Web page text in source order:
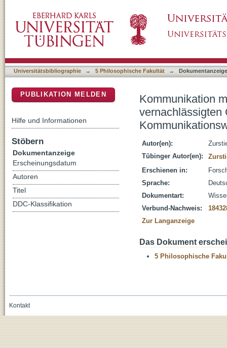
Medien- und Kommunikationswissenschaft
Universitätsbibliographie → 5 Philosophische Fakultät → Dokumentanzeige
Kommunikation
vernachlässigten
Autor(en):
Tübinger Autor(en):
Erschienen in:
Sprache:
Dokumentart:
Verbund-Nachweis:
Zur Langanzeige
Das Dokument
5 Philosophische
PUBLIKATION MELDEN
Hilfe und Informationen
Stöbern
Dokumentanzeige
Erscheinungsdatum
Autoren
Titel
DDC-Klassifikation
Kontakt